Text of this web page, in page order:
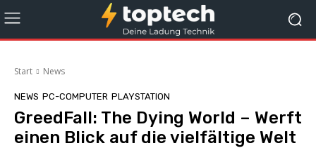
Start News
NEWS PC-COMPUTER PLAYSTATION
GreedFall: The Dying World – Werft
einen Blick auf die vielfältige Welt